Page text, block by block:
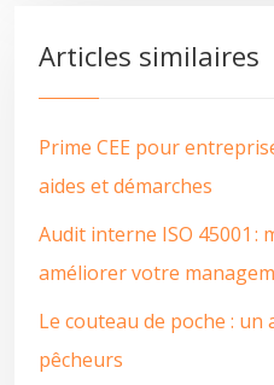
Articles similaires
Prime CEE pour
aides et démarches
Audit interne ISO 45001 :
améliorer votre
Le couteau de poche : un
pêcheurs